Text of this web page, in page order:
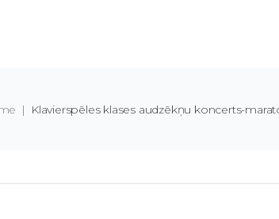
| Klavierspēles klases audzēkņu koncerts-